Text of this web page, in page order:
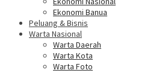
Ekonomi Banua
Peluang & Bisnis
Warta Nasional
Warta Daerah
Warta Kota
Warta Foto